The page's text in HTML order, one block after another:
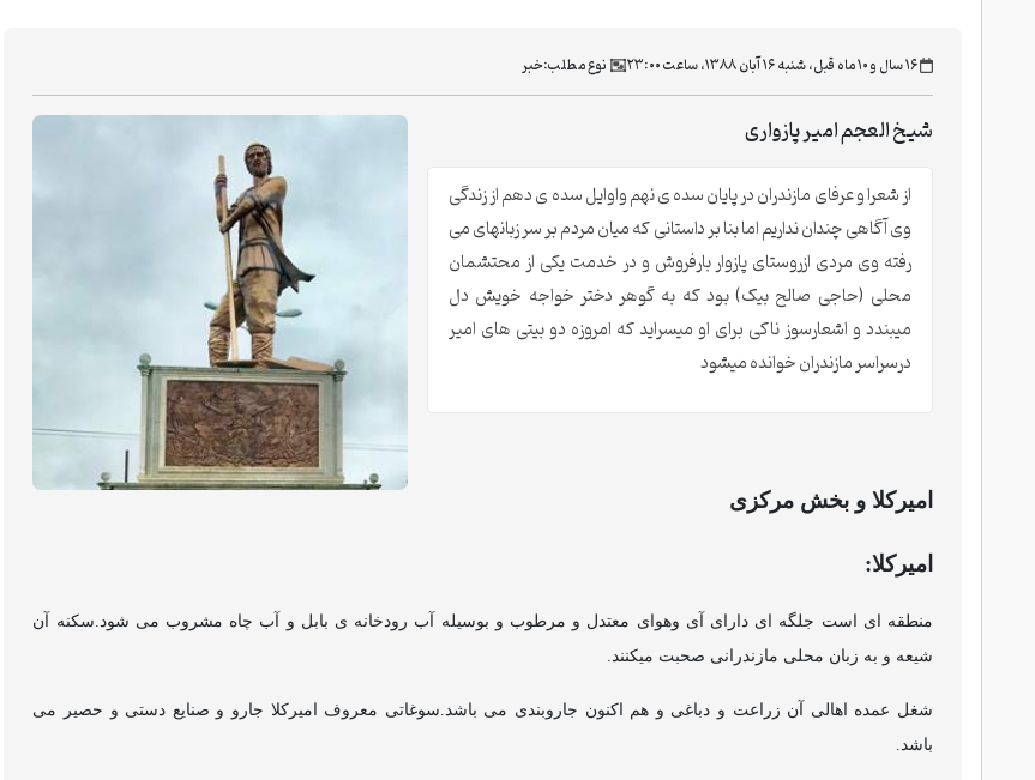
‫۱۶ سال و ۱۰ ماه قبل، شنبه ۱۶ آبان ۱۳۸۸، ساعت ۲۳:۰۰ نوع مطلب:خبر
شیخ العجم امیر پازواری
از شعرا و عرفای مازندران در پایان سده ی نهم واوایل سده ی دهم از زندگی
وی آگاهی چندان نداریم اما بنا بر داستانی که میان مردم بر سر زبانهای می
رفته وی مردی ازروستای پازوار بارفروش و در خدمت یکی از محتشمان
محلی (حاجی صالح بیک) بود که به گوهر دختر خواجه خویش دل
میبندد و اشعارسوز ناکی برای او میسراید که امروزه دو بیتی های امیر
درسراسر مازندران خوانده میشود
امیرکلا و بخش مرکزی
امیرکلا:
منطقه ای است جلگه ای دارای آی وهوای معتدل و مرطوب و بوسیله آب رودخانه ی بابل و آب چاه مشروب می شود.سکنه آن
شیعه و به زبان محلی مازندرانی صحبت میکنند.
شغل عمده اهالی آن زراعت و دباغی و هم اکنون جاروبندی می باشد.سوغاتی معروف امیرکلا جارو و صنایع دستی و حصیر می
باشد.